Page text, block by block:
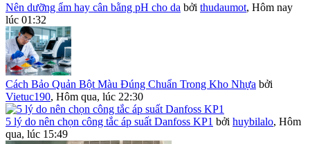
Nên dưỡng ẩm hay cân bằng pH cho da bởi thudaumot, Hôm nay
lúc 01:32
Cách Bảo Quản Bột Màu Đúng Chuẩn Trong Kho Nhựa bởi
Vietuc190, Hôm qua, lúc 22:30
5 lý do nên chọn công tắc áp suất Danfoss KP1 bởi huybilalo, Hôm
qua, lúc 15:49